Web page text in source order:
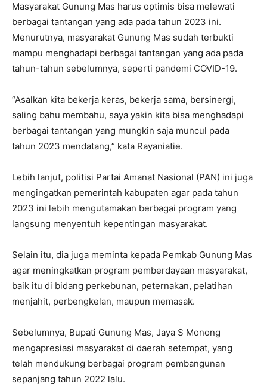
Masyarakat Gunung Mas harus optimis bisa melewati
berbagai tantangan yang ada pada tahun 2023 ini.
Menurutnya, masyarakat Gunung Mas sudah terbukti
mampu menghadapi berbagai tantangan yang ada pada
tahun-tahun sebelumnya, seperti pandemi COVID-19.
“Asalkan kita bekerja keras, bekerja sama, bersinergi,
saling bahu membahu, saya yakin kita bisa menghadapi
berbagai tantangan yang mungkin saja muncul pada
tahun 2023 mendatang,” kata Rayaniatie.
Lebih lanjut, politisi Partai Amanat Nasional (PAN) ini juga
mengingatkan pemerintah kabupaten agar pada tahun
2023 ini lebih mengutamakan berbagai program yang
langsung menyentuh kepentingan masyarakat.
Selain itu, dia juga meminta kepada Pemkab Gunung Mas
agar meningkatkan program pemberdayaan masyarakat,
baik itu di bidang perkebunan, peternakan, pelatihan
menjahit, perbengkelan, maupun memasak.
Sebelumnya, Bupati Gunung Mas, Jaya S Monong
mengapresiasi masyarakat di daerah setempat, yang
telah mendukung berbagai program pembangunan
sepanjang tahun 2022 lalu.